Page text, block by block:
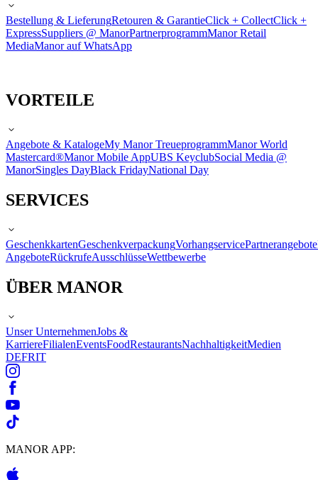
Bestellung & LieferungRetouren & GarantieClick + CollectClick +
ExpressSuppliers @ ManorPartnerprogrammManor Retail
MediaManor auf WhatsApp
VORTEILE
Angebote & KatalogeMy Manor TreueprogrammManor World
Mastercard®Manor Mobile AppUBS KeyclubSocial Media @
ManorSingles DayBlack FridayNational Day
SERVICES
GeschenkkartenGeschenkverpackungVorhangservicePartnerangebote
AngeboteRückrufeAusschlüsseWettbewerbe
ÜBER MANOR
Unser UnternehmenJobs &
KarriereFilialenEventsFoodRestaurantsNachhaltigkeitMedien
DEFRIT
MANOR APP: